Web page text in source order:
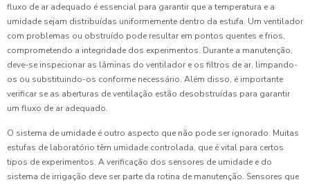
fluxo de ar adequado é essencial para garantir que a temperatura e a
umidade sejam distribuídas uniformemente dentro da estufa. Um ventilador
com problemas ou obstruído pode resultar em pontos quentes e frios,
comprometendo a integridade dos experimentos. Durante a manutenção,
deve-se inspecionar as lâminas do ventilador e os filtros de ar, limpando-
os ou substituindo-os conforme necessário. Além disso, é importante
verificar se as aberturas de ventilação estão desobstruídas para garantir
um fluxo de ar adequado.
O sistema de umidade é outro aspecto que não pode ser ignorado. Muitas
estufas de laboratório têm umidade controlada, que é vital para certos
tipos de experimentos. A verificação dos sensores de umidade e do
sistema de irrigação deve ser parte da rotina de manutenção. Sensores que